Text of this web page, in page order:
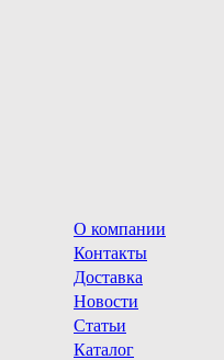
О компании
Контакты
Доставка
Новости
Статьи
Каталог